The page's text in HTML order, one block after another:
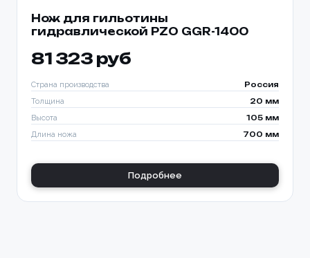
Нож для гильотины
гидравлической PZO GGR-1400
81 323 руб
Страна производства Россия
Толщина 20 мм
Высота 105 мм
Длина ножа 700 мм
Подробнее